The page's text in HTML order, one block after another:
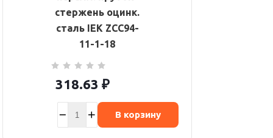
стержень оцинк.
сталь IEK ZCC94-
11-1-18
318.63 ₽
В корзину